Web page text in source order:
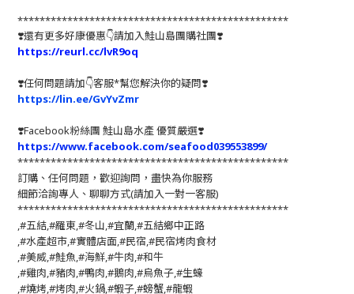
*************************************************
❣️還有更多好康優惠👇請加入鮭山島團購社團❣️
https://reurl.cc/lvR9oq
❣️任何問題請加👇客服*幫您解決你的疑問❣️
https://lin.ee/GvYvZmr
❣️Facebook粉絲團 鮭山島水產 優質嚴選❣️
https://www.facebook.com/seafood039553899/
*************************************************
訂購、任何問題，歡迎詢問，盡快為你服務
細節洽詢專人、聊聊方式(請加入一對一客服)
*************************************************
,#五結,#羅東,#冬山,#宜蘭,#五結鄉中正路
,#水產超市,#實體店面,#民宿,#民宿烤肉食材
,#美威,#鮭魚,#海鮮,#牛肉,#和牛
,#雞肉,#豬肉,#鴨肉,#鵝肉,#烏魚子,#生蠔
,#燒烤,#烤肉,#火鍋,#蝦子,#螃蟹,#龍蝦